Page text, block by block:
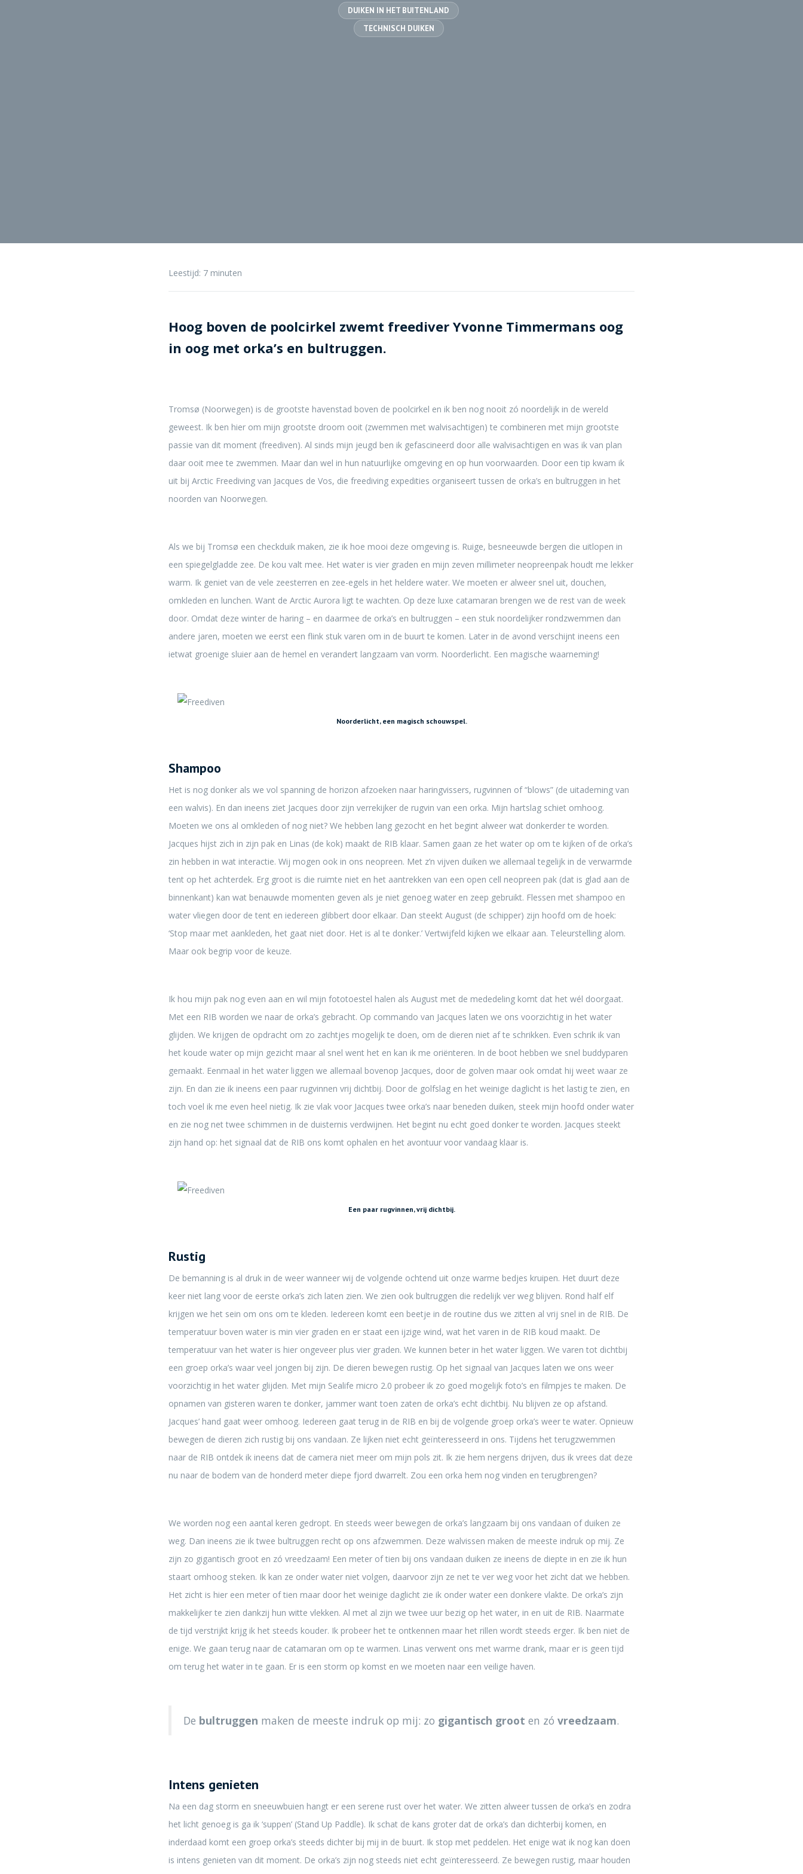
DUIKEN IN HET BUITENLAND
TECHNISCH DUIKEN
Leestijd: 7 minuten
Hoog boven de poolcirkel zwemt freediver Yvonne Timmermans oog
in oog met orka’s en bultruggen.
Tromsø (Noorwegen) is de grootste havenstad boven de poolcirkel en ik ben nog nooit zó noordelijk in de wereld
geweest. Ik ben hier om mijn grootste droom ooit (zwemmen met walvisachtigen) te combineren met mijn grootste
passie van dit moment (freediven). Al sinds mijn jeugd ben ik gefascineerd door alle walvisachtigen en was ik van plan
daar ooit mee te zwemmen. Maar dan wel in hun natuurlijke omgeving en op hun voorwaarden. Door een tip kwam ik
uit bij Arctic Freediving van Jacques de Vos, die freediving expedities organiseert tussen de orka’s en bultruggen in het
noorden van Noorwegen.
Als we bij Tromsø een checkduik maken, zie ik hoe mooi deze omgeving is. Ruige, besneeuwde bergen die uitlopen in
een spiegelgladde zee. De kou valt mee. Het water is vier graden en mijn zeven millimeter neopreenpak houdt me lekker
warm. Ik geniet van de vele zeesterren en zee-egels in het heldere water. We moeten er alweer snel uit, douchen,
omkleden en lunchen. Want de Arctic Aurora ligt te wachten. Op deze luxe catamaran brengen we de rest van de week
door. Omdat deze winter de haring – en daarmee de orka’s en bultruggen – een stuk noordelijker rondzwemmen dan
andere jaren, moeten we eerst een flink stuk varen om in de buurt te komen. Later in de avond verschijnt ineens een
ietwat groenige sluier aan de hemel en verandert langzaam van vorm. Noorderlicht. Een magische waarneming!
Noorderlicht, een magisch schouwspel.
Shampoo
Het is nog donker als we vol spanning de horizon afzoeken naar haringvissers, rugvinnen of “blows” (de uitademing van
een walvis). En dan ineens ziet Jacques door zijn verrekijker de rugvin van een orka. Mijn hartslag schiet omhoog.
Moeten we ons al omkleden of nog niet? We hebben lang gezocht en het begint alweer wat donkerder te worden.
Jacques hijst zich in zijn pak en Linas (de kok) maakt de RIB klaar. Samen gaan ze het water op om te kijken of de orka’s
zin hebben in wat interactie. Wij mogen ook in ons neopreen. Met z’n vijven duiken we allemaal tegelijk in de verwarmde
tent op het achterdek. Erg groot is die ruimte niet en het aantrekken van een open cell neopreen pak (dat is glad aan de
binnenkant) kan wat benauwde momenten geven als je niet genoeg water en zeep gebruikt. Flessen met shampoo en
water vliegen door de tent en iedereen glibbert door elkaar. Dan steekt August (de schipper) zijn hoofd om de hoek:
‘Stop maar met aankleden, het gaat niet door. Het is al te donker.’ Vertwijfeld kijken we elkaar aan. Teleurstelling alom.
Maar ook begrip voor de keuze.
Ik hou mijn pak nog even aan en wil mijn fototoestel halen als August met de mededeling komt dat het wél doorgaat.
Met een RIB worden we naar de orka’s gebracht. Op commando van Jacques laten we ons voorzichtig in het water
glijden. We krijgen de opdracht om zo zachtjes mogelijk te doen, om de dieren niet af te schrikken. Even schrik ik van
het koude water op mijn gezicht maar al snel went het en kan ik me oriënteren. In de boot hebben we snel buddyparen
gemaakt. Eenmaal in het water liggen we allemaal bovenop Jacques, door de golven maar ook omdat hij weet waar ze
zijn. En dan zie ik ineens een paar rugvinnen vrij dichtbij. Door de golfslag en het weinige daglicht is het lastig te zien, en
toch voel ik me even heel nietig. Ik zie vlak voor Jacques twee orka’s naar beneden duiken, steek mijn hoofd onder water
en zie nog net twee schimmen in de duisternis verdwijnen. Het begint nu echt goed donker te worden. Jacques steekt
zijn hand op: het signaal dat de RIB ons komt ophalen en het avontuur voor vandaag klaar is.
Een paar rugvinnen, vrij dichtbij.
Rustig
De bemanning is al druk in de weer wanneer wij de volgende ochtend uit onze warme bedjes kruipen. Het duurt deze
keer niet lang voor de eerste orka’s zich laten zien. We zien ook bultruggen die redelijk ver weg blijven. Rond half elf
krijgen we het sein om ons om te kleden. Iedereen komt een beetje in de routine dus we zitten al vrij snel in de RIB. De
temperatuur boven water is min vier graden en er staat een ijzige wind, wat het varen in de RIB koud maakt. De
temperatuur van het water is hier ongeveer plus vier graden. We kunnen beter in het water liggen. We varen tot dichtbij
een groep orka’s waar veel jongen bij zijn. De dieren bewegen rustig. Op het signaal van Jacques laten we ons weer
voorzichtig in het water glijden. Met mijn Sealife micro 2.0 probeer ik zo goed mogelijk foto’s en filmpjes te maken. De
opnamen van gisteren waren te donker, jammer want toen zaten de orka’s echt dichtbij. Nu blijven ze op afstand.
Jacques’ hand gaat weer omhoog. Iedereen gaat terug in de RIB en bij de volgende groep orka’s weer te water. Opnieuw
bewegen de dieren zich rustig bij ons vandaan. Ze lijken niet echt geïnteresseerd in ons. Tijdens het terugzwemmen
naar de RIB ontdek ik ineens dat de camera niet meer om mijn pols zit. Ik zie hem nergens drijven, dus ik vrees dat deze
nu naar de bodem van de honderd meter diepe fjord dwarrelt. Zou een orka hem nog vinden en terugbrengen?
We worden nog een aantal keren gedropt. En steeds weer bewegen de orka’s langzaam bij ons vandaan of duiken ze
weg. Dan ineens zie ik twee bultruggen recht op ons afzwemmen. Deze walvissen maken de meeste indruk op mij. Ze
zijn zo gigantisch groot en zó vreedzaam! Een meter of tien bij ons vandaan duiken ze ineens de diepte in en zie ik hun
staart omhoog steken. Ik kan ze onder water niet volgen, daarvoor zijn ze net te ver weg voor het zicht dat we hebben.
Het zicht is hier een meter of tien maar door het weinige daglicht zie ik onder water een donkere vlakte. De orka’s zijn
makkelijker te zien dankzij hun witte vlekken. Al met al zijn we twee uur bezig op het water, in en uit de RIB. Naarmate
de tijd verstrijkt krijg ik het steeds kouder. Ik probeer het te ontkennen maar het rillen wordt steeds erger. Ik ben niet de
enige. We gaan terug naar de catamaran om op te warmen. Linas verwent ons met warme drank, maar er is geen tijd
om terug het water in te gaan. Er is een storm op komst en we moeten naar een veilige haven.
De bultruggen maken de meeste indruk op mij: zo gigantisch groot en zó vreedzaam.
Intens genieten
Na een dag storm en sneeuwbuien hangt er een serene rust over het water. We zitten alweer tussen de orka’s en zodra
het licht genoeg is ga ik ‘suppen’ (Stand Up Paddle). Ik schat de kans groter dat de orka’s dan dichterbij komen, en
inderdaad komt een groep orka’s steeds dichter bij mij in de buurt. Ik stop met peddelen. Het enige wat ik nog kan doen
is intens genieten van dit moment. De orka’s zijn nog steeds niet echt geïnteresseerd. Ze bewegen rustig, maar houden